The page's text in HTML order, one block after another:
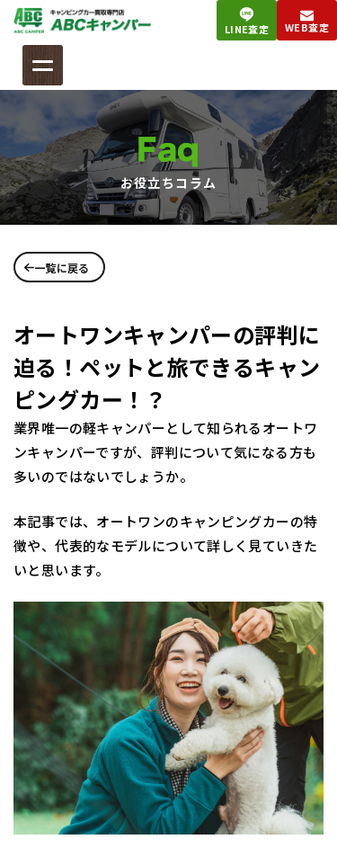
ス
キ
ッ
プ
LINE査定 WEB査定
Faq
お役立ちコラム
一覧に戻る
オートワンキャンパーの評判に
迫る！ペットと旅できるキャン
ピングカー！？
業界唯一の軽キャンパーとして知られるオートワ
ンキャンパーですが、評判について気になる方も
多いのではないでしょうか。
本記事では、オートワンのキャンピングカーの特
徴や、代表的なモデルについて詳しく見ていきた
いと思います。